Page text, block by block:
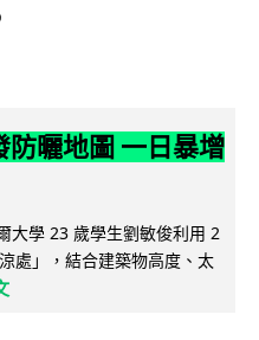
防曬地圖 一日暴增
大學 23 歲學生劉敏俊利用 2
處」，結合建築物高度、太